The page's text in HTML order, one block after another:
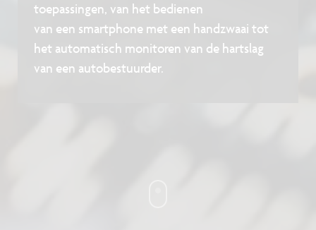
toepassingen, van het bedienen
van een smartphone met een handzwaai tot
het automatisch monitoren van de hartslag
van een autobestuurder.